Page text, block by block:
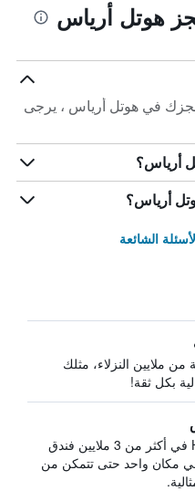
هوتل أرياس
في هوتل أرياس ، يرجى
أرياس؟
أرياس؟
الشائعة
من ملايين النزلاء، مثلك
بكل ثقة!
يبحث HotelsCombined في أكثر من 3 ملايين فندق
مكان واحد حتى تتمكن من